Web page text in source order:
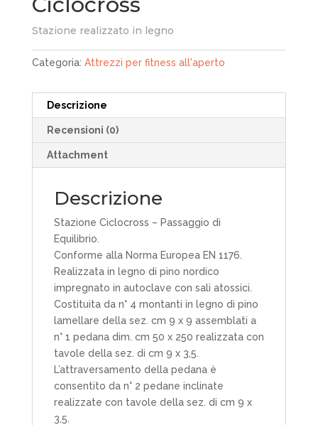
Stazione realizzato in legno
Categoria: Attrezzi per fitness all'aperto
Descrizione
Recensioni (0)
Attachment
Descrizione
Stazione Ciclocross – Passaggio di
Equilibrio.
Conforme alla Norma Europea EN 1176.
Realizzata in legno di pino nordico
impregnato in autoclave con sali atossici.
Costituita da n° 4 montanti in legno di pino
lamellare della sez. cm 9 x 9 assemblati a
n° 1 pedana dim. cm 50 x 250 realizzata con
tavole della sez. di cm 9 x 3,5.
L’attraversamento della pedana è
consentito da n° 2 pedane inclinate
realizzate con tavole della sez. di cm 9 x
3,5.